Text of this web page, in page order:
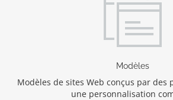
Modèles
Modèles de sites Web conçus par des
une personnalisation